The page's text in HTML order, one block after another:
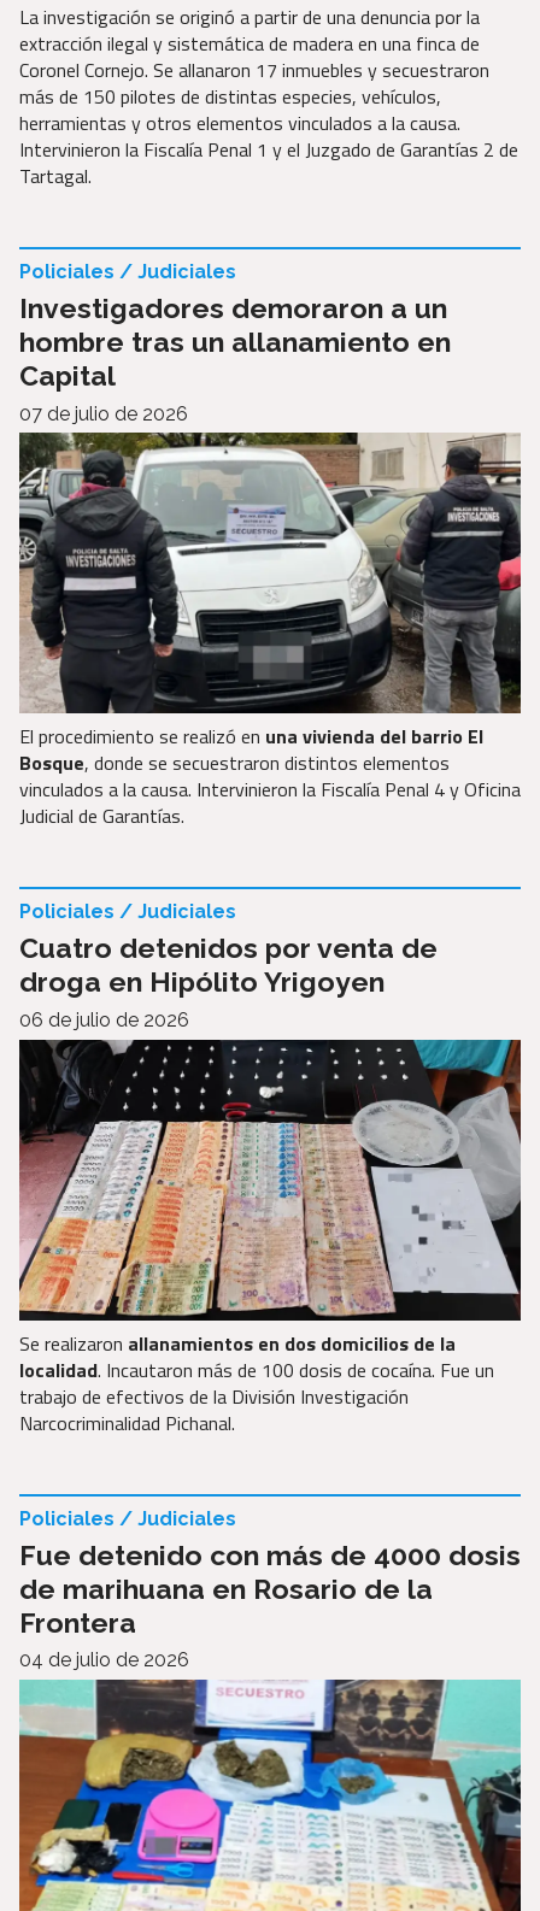
La investigación se originó a partir de una denuncia por la
extracción ilegal y sistemática de madera en una finca de
Coronel Cornejo. Se allanaron 17 inmuebles y secuestraron
más de 150 pilotes de distintas especies, vehículos,
herramientas y otros elementos vinculados a la causa.
Intervinieron la Fiscalía Penal 1 y el Juzgado de Garantías 2 de
Tartagal.
Investigadores demoraron a un
hombre tras un allanamiento en
Capital
Policiales / Judiciales
07 de julio de 2026
El procedimiento se realizó en una vivienda del barrio El
Bosque, donde se secuestraron distintos elementos
vinculados a la causa. Intervinieron la Fiscalía Penal 4 y Oficina
Judicial de Garantías.
Cuatro detenidos por venta de
droga en Hipólito Yrigoyen
Policiales / Judiciales
06 de julio de 2026
Se realizaron allanamientos en dos domicilios de la
localidad. Incautaron más de 100 dosis de cocaína. Fue un
trabajo de efectivos de la División Investigación
Narcocriminalidad Pichanal.
Fue detenido con más de 4000 dosis
de marihuana en Rosario de la
Frontera
Policiales / Judiciales
04 de julio de 2026